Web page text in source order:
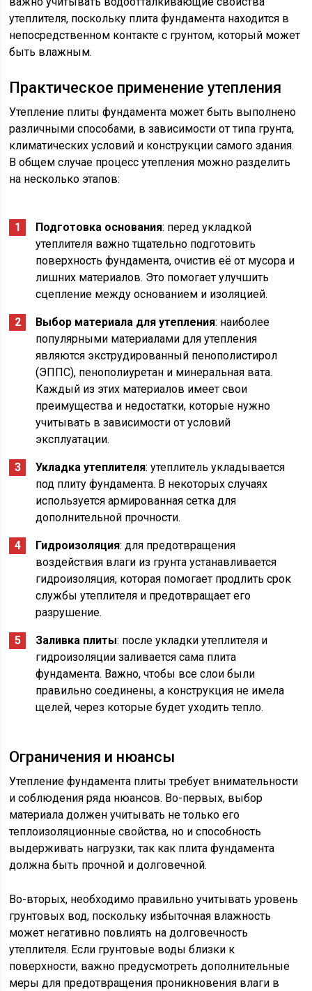
утеплителя, поскольку плита фундамента находится в
непосредственном контакте с грунтом, который может
быть влажным.
Практическое применение утепления
Утепление плиты фундамента может быть выполнено
различными способами, в зависимости от типа грунта,
климатических условий и конструкции самого здания.
В общем случае процесс утепления можно разделить
на несколько этапов:
Подготовка основания: перед укладкой
утеплителя важно тщательно подготовить
поверхность фундамента, очистив её от мусора и
лишних материалов. Это помогает улучшить
сцепление между основанием и изоляцией.
Выбор материала для утепления: наиболее
популярными материалами для утепления
являются экструдированный пенополистирол
(ЭППС), пенополиуретан и минеральная вата.
Каждый из этих материалов имеет свои
преимущества и недостатки, которые нужно
учитывать в зависимости от условий
эксплуатации.
Укладка утеплителя: утеплитель укладывается
под плиту фундамента. В некоторых случаях
используется армированная сетка для
дополнительной прочности.
Гидроизоляция: для предотвращения
воздействия влаги из грунта устанавливается
гидроизоляция, которая помогает продлить срок
службы утеплителя и предотвращает его
разрушение.
Заливка плиты: после укладки утеплителя и
гидроизоляции заливается сама плита
фундамента. Важно, чтобы все слои были
правильно соединены, а конструкция не имела
щелей, через которые будет уходить тепло.
Ограничения и нюансы
Утепление фундамента плиты требует внимательности
и соблюдения ряда нюансов. Во-первых, выбор
материала должен учитывать не только его
теплоизоляционные свойства, но и способность
выдерживать нагрузки, так как плита фундамента
должна быть прочной и долговечной.
Во-вторых, необходимо правильно учитывать уровень
грунтовых вод, поскольку избыточная влажность
может негативно повлиять на долговечность
утеплителя. Если грунтовые воды близки к
поверхности, важно предусмотреть дополнительные
меры для предотвращения проникновения влаги в